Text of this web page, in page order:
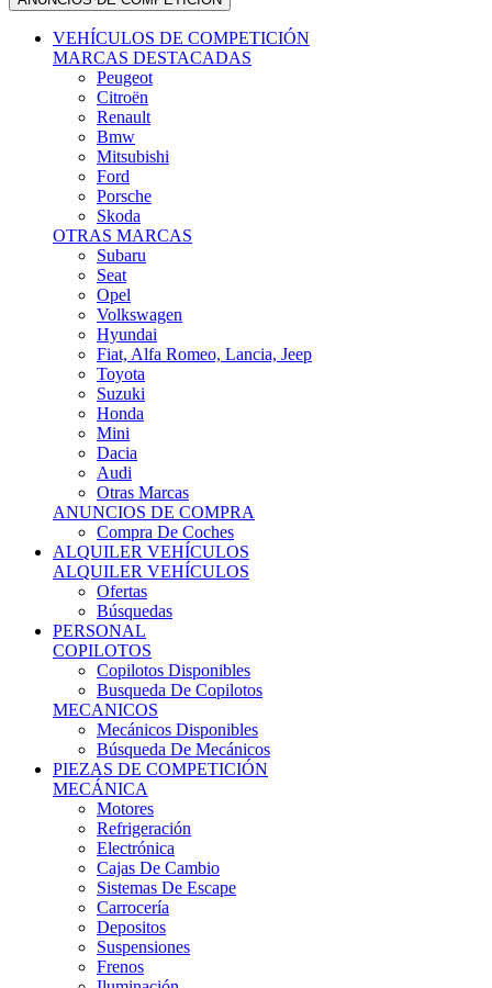
VEHÍCULOS DE COMPETICIÓN
MARCAS DESTACADAS
Peugeot
Citroën
Renault
Bmw
Mitsubishi
Ford
Porsche
Skoda
OTRAS MARCAS
Subaru
Seat
Opel
Volkswagen
Hyundai
Fiat, Alfa Romeo, Lancia, Jeep
Toyota
Suzuki
Honda
Mini
Dacia
Audi
Otras Marcas
ANUNCIOS DE COMPRA
Compra De Coches
ALQUILER VEHÍCULOS
ALQUILER VEHÍCULOS
Ofertas
Búsquedas
PERSONAL
COPILOTOS
Copilotos Disponibles
Busqueda De Copilotos
MECANICOS
Mecánicos Disponibles
Búsqueda De Mecánicos
PIEZAS DE COMPETICIÓN
MECÁNICA
Motores
Refrigeración
Electrónica
Cajas De Cambio
Sistemas De Escape
Carrocería
Depositos
Suspensiones
Frenos
Iluminación
Llantas